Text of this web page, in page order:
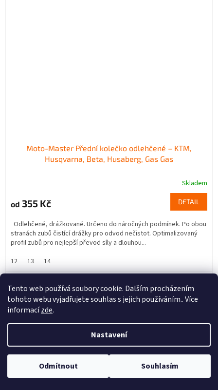
Tento web používá soubory cookie. Dalším procházením
tohoto webu vyjadřujete souhlas s jejich používáním.. Více
informacízde.
Nastavení
Odmítnout Souhlasím
Moto-Master Přední kolečko odlehčené – KTM,
Husqvarna, Beta, Husaberg, Gas Gas
Skladem
od 355 Kč DETAIL
Odlehčené, drážkované. Určeno do náročných podmínek. Po obou
stranách zubů čistící drážky pro odvod nečistot. Optimalizovaný
profil zubů pro nejlepší převod síly a dlouhou...
12
13 14